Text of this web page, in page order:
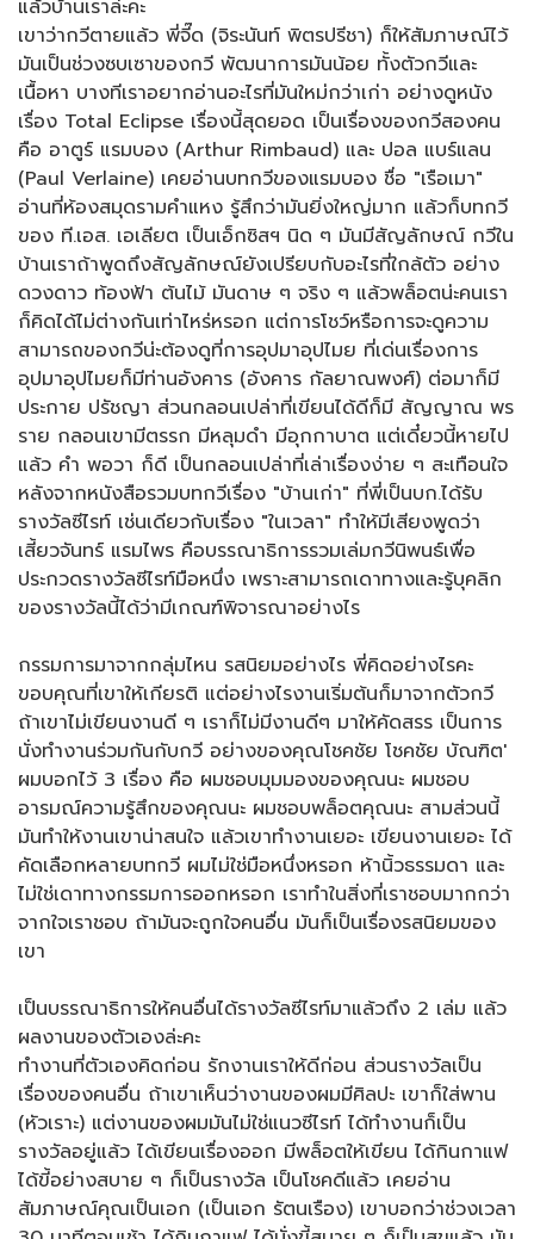
แล้วบ้านเราล่ะคะ
เขาว่ากวีตายแล้ว พี่จี๊ด (จิระนันท์ พิตรปรีชา) ก็ให้สัมภาษณ์ไว้
มันเป็นช่วงซบเซาของกวี พัฒนาการมันน้อย ทั้งตัวกวีและ
เนื้อหา บางทีเราอยากอ่านอะไรที่มันใหม่กว่าเก่า อย่างดูหนัง
เรื่อง Total Eclipse เรื่องนี้สุดยอด เป็นเรื่องของกวีสองคน
คือ อาตูร์ แรมบอง (Arthur Rimbaud) และ ปอล แบร์แลน
(Paul Verlaine) เคยอ่านบทกวีของแรมบอง ชื่อ "เรือเมา"
อ่านที่ห้องสมุดรามคำแหง รู้สึกว่ามันยิ่งใหญ่มาก แล้วก็บทกวี
ของ ที.เอส. เอเลียต เป็นเอ็กซิสฯ นิด ๆ มันมีสัญลักษณ์ กวีใน
บ้านเราถ้าพูดถึงสัญลักษณ์ยังเปรียบกับอะไรที่ใกล้ตัว อย่าง
ดวงดาว ท้องฟ้า ต้นไม้ มันดาษ ๆ จริง ๆ แล้วพล็อตน่ะคนเรา
ก็คิดได้ไม่ต่างกันเท่าไหร่หรอก แต่การโชว์หรือการจะดูความ
สามารถของกวีน่ะต้องดูที่การอุปมาอุปไมย ที่เด่นเรื่องการ
อุปมาอุปไมยก็มีท่านอังคาร (อังคาร กัลยาณพงศ์) ต่อมาก็มี
ประกาย ปรัชญา ส่วนกลอนเปล่าที่เขียนได้ดีก็มี สัญญาณ พร
ราย กลอนเขามีตรรก มีหลุมดำ มีอุกกาบาต แต่เดี๋ยวนี้หายไป
แล้ว คำ พอวา ก็ดี เป็นกลอนเปล่าที่เล่าเรื่องง่าย ๆ สะเทือนใจ
หลังจากหนังสือรวมบทกวีเรื่อง "บ้านเก่า" ที่พี่เป็นบก.ได้รับ
รางวัลซีไรท์ เช่นเดียวกับเรื่อง "ในเวลา" ทำให้มีเสียงพูดว่า
เสี้ยวจันทร์ แรมไพร คือบรรณาธิการรวมเล่มกวีนิพนธ์เพื่อ
ประกวดรางวัลซีไรท์มือหนึ่ง เพราะสามารถเดาทางและรู้บุคลิก
ของรางวัลนี้ได้ว่ามีเกณฑ์พิจารณาอย่างไร
กรรมการมาจากกลุ่มไหน รสนิยมอย่างไร พี่คิดอย่างไรคะ
ขอบคุณที่เขาให้เกียรติ แต่อย่างไรงานเริ่มต้นก็มาจากตัวกวี
ถ้าเขาไม่เขียนงานดี ๆ เราก็ไม่มีงานดีๆ มาให้คัดสรร เป็นการ
นั่งทำงานร่วมกันกับกวี อย่างของคุณโชคชัย โชคชัย บัณฑิต'
ผมบอกไว้ 3 เรื่อง คือ ผมชอบมุมมองของคุณนะ ผมชอบ
อารมณ์ความรู้สึกของคุณนะ ผมชอบพล็อตคุณนะ สามส่วนนี้
มันทำให้งานเขาน่าสนใจ แล้วเขาทำงานเยอะ เขียนงานเยอะ ได้
คัดเลือกหลายบทกวี ผมไม่ใช่มือหนึ่งหรอก ห้านิ้วธรรมดา และ
ไม่ใช่เดาทางกรรมการออกหรอก เราทำในสิ่งที่เราชอบมากกว่า
จากใจเราชอบ ถ้ามันจะถูกใจคนอื่น มันก็เป็นเรื่องรสนิยมของ
เขา
เป็นบรรณาธิการให้คนอื่นได้รางวัลซีไรท์มาแล้วถึง 2 เล่ม แล้ว
ผลงานของตัวเองล่ะคะ
ทำงานที่ตัวเองคิดก่อน รักงานเราให้ดีก่อน ส่วนรางวัลเป็น
เรื่องของคนอื่น ถ้าเขาเห็นว่างานของผมมีศิลปะ เขาก็ใส่พาน
(หัวเราะ) แต่งานของผมมันไม่ใช่แนวซีไรท์ ได้ทำงานก็เป็น
รางวัลอยู่แล้ว ได้เขียนเรื่องออก มีพล็อตให้เขียน ได้กินกาแฟ
ได้ขี้อย่างสบาย ๆ ก็เป็นรางวัล เป็นโชคดีแล้ว เคยอ่าน
สัมภาษณ์คุณเป็นเอก (เป็นเอก รัตนเรือง) เขาบอกว่าช่วงเวลา